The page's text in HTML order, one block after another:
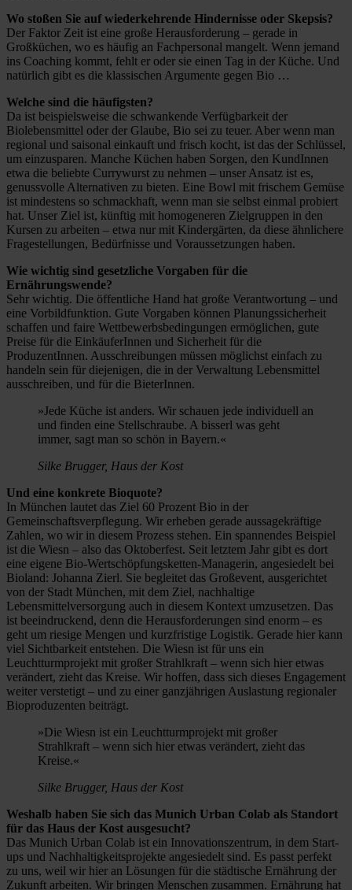
Wo stoßen Sie auf wiederkehrende Hindernisse oder Skepsis?
Der Faktor Zeit ist eine große Herausforderung – gerade in
Großküchen, wo es häufig an Fachpersonal mangelt. Wenn jemand
ins Coaching kommt, fehlt er oder sie einen Tag in der Küche. Und
natürlich gibt es die klassischen Argumente gegen Bio …
Welche sind die häufigsten?
Da ist beispielsweise die schwankende Verfügbarkeit der
Biolebensmittel oder der Glaube, Bio sei zu teuer. Aber wenn man
regional und saisonal einkauft und frisch kocht, ist das der Schlüssel,
um einzusparen. Manche Küchen haben Sorgen, den KundInnen
etwa die beliebte Currywurst zu nehmen – unser Ansatz ist es,
genussvolle Alternativen zu bieten. Eine Bowl mit frischem Gemüse
ist mindestens so schmackhaft, wenn man sie selbst einmal probiert
hat. Unser Ziel ist, künftig mit homogeneren Zielgruppen in den
Kursen zu arbeiten – etwa nur mit Kindergärten, da diese ähnlichere
Fragestellungen, Bedürfnisse und Voraussetzungen haben.
Wie wichtig sind gesetzliche Vorgaben für die
Ernährungswende?
Sehr wichtig. Die öffentliche Hand hat große Verantwortung – und
eine Vorbildfunktion. Gute Vorgaben können Planungssicherheit
schaffen und faire Wettbewerbsbedingungen ermöglichen, gute
Preise für die EinkäuferInnen und Sicherheit für die
ProduzentInnen. Ausschreibungen müssen möglichst einfach zu
handeln sein für diejenigen, die in der Verwaltung Lebensmittel
ausschreiben, und für die BieterInnen.
»Jede Küche ist anders. Wir schauen jede individuell an
und finden eine Stellschraube. A bisserl was geht
immer, sagt man so schön in Bayern.«
Silke Brugger, Haus der Kost
Und eine konkrete Bioquote?
In München lautet das Ziel 60 Prozent Bio in der
Gemeinschaftsverpflegung. Wir erheben gerade aussagekräftige
Zahlen, wo wir in diesem Prozess stehen. Ein spannendes Beispiel
ist die Wiesn – also das Oktoberfest. Seit letztem Jahr gibt es dort
eine eigene Bio-Wertschöpfungsketten-Managerin, angesiedelt bei
Bioland: Johanna Zierl. Sie begleitet das Großevent, ausgerichtet
von der Stadt München, mit dem Ziel, nachhaltige
Lebensmittelversorgung auch in diesem Kontext umzusetzen. Das
ist beeindruckend, denn die Herausforderungen sind enorm – es
geht um riesige Mengen und kurzfristige Logistik. Gerade hier kann
viel Sichtbarkeit entstehen. Die Wiesn ist für uns ein
Leuchtturmprojekt mit großer Strahlkraft – wenn sich hier etwas
verändert, zieht das Kreise. Wir hoffen, dass sich dieses Engagement
weiter verstetigt – und zu einer ganzjährigen Auslastung regionaler
Bioproduzenten beiträgt.
»Die Wiesn ist ein Leuchtturmprojekt mit großer
Strahlkraft – wenn sich hier etwas verändert, zieht das
Kreise.«
Silke Brugger, Haus der Kost
Weshalb haben Sie sich das Munich Urban Colab als Standort
für das Haus der Kost ausgesucht?
Das Munich Urban Colab ist ein Innovationszentrum, in dem Start-
ups und Nachhaltigkeitsprojekte angesiedelt sind. Es passt perfekt
zu uns, weil wir hier an Lösungen für die städtische Ernährung der
Zukunft arbeiten. Wir bringen Menschen zusammen. Ernährung hat